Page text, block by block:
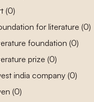
(0)
for literature (0)
foundation (0)
prize (0)
india company(0)
(0)